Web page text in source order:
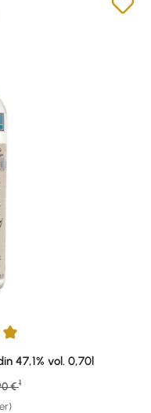
von 5 Sternen
47,1% vol. 0,70l
Preis:
€ 1